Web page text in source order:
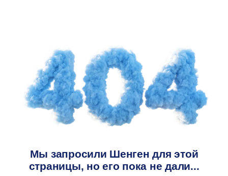
Мы запросили Шенген для этой
страницы, но его пока не дали...
...но команда Ageshin_Team
поможет!